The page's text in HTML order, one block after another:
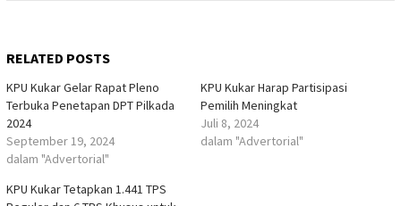
RELATED POSTS
KPU Kukar Gelar Rapat Pleno
Terbuka Penetapan DPT Pilkada
2024
September 19, 2024
dalam "Advertorial"
KPU Kukar Harap Partisipasi
Pemilih Meningkat
Juli 8, 2024
dalam "Advertorial"
KPU Kukar Tetapkan 1.441 TPS